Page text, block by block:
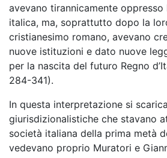
avevano tirannicamente
italica, ma, soprattutto dopo la
cristianesimo romano, avevano
nuove istituzioni e dato nuove
per la nascita del futuro Regno
284-341).
In questa interpretazione si
giurisdizionalistiche che stavano
società italiana della prima metà
vedevano proprio Muratori e